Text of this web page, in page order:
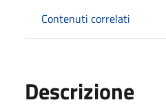
Contenuti correlati
Descrizione